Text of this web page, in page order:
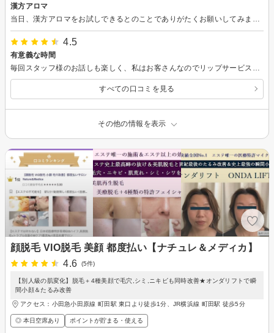
漢方アロマ
4.5
有意義な時間
すべての口コミを見る
その他の情報を表示
顔脱毛 VIO脱毛 美顔 都度払い【ナチュレ＆メディカ】
4.6
(5件)
【別人級の肌変化】脱毛＋4種美顔で毛穴,シミ,ニキビも同時改善★オンダリフトで瞬
間小顔＆たるみ改善
アクセス：小田急小田原線 町田駅 東口より徒歩1分、JR横浜線 町田駅 徒歩5分
◎ 本日空席あり ポイントが貯まる・使える